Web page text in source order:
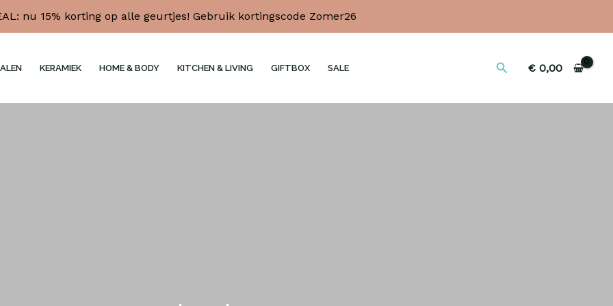
nu 15% korting op alle geurtjes! Gebruik kortingscode Zomer26
KERAMIEK HOME & BODY KITCHEN & LIVING GIFTBOX SALE Zoeken
€0,00